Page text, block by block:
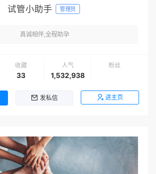
试管小助手 管理员
真诚相伴,全程助孕
收藏
33
人气
1,532,938
粉丝
发私信 进主页